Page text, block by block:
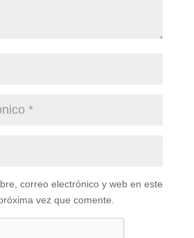
correo electrónico y web en este
vez que comente.